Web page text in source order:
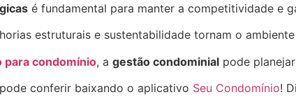
é fundamental para manter a competitividade e
estruturais e sustentabilidade tornam o
para condomínio, a gestão condominial pode
conferir baixando o aplicativo Seu Condomínio!